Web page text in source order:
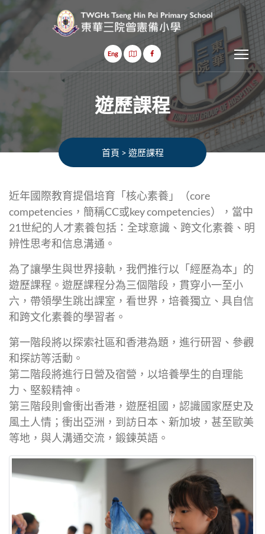
Eng
遊歷課程
首頁 > 遊歷課程
近年國際教育提倡培育「核心素養」（core
competencies，簡稱CC或key competencies），當中
21世紀的人才素養包括：全球意識、跨文化素養、明
辨性思考和信息溝通。
為了讓學生與世界接軌，我們推行以「經歷為本」的
遊歷課程。遊歷課程分為三個階段，貫穿小一至小
六，帶領學生跳出課室，看世界，培養獨立、具自信
和跨文化素養的學習者。
第一階段將以探索社區和香港為題，進行研習、參觀
和探訪等活動。
第二階段將進行日營及宿營，以培養學生的自理能
力、堅毅精神。
第三階段則會衝出香港，遊歷祖國，認識國家歷史及
風土人情；衝出亞洲，到訪日本、新加坡，甚至歐美
等地，與人溝通交流，鍛鍊英語。